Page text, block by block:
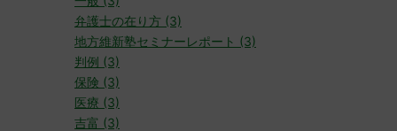
弁護士の在り方 (3)
地方維新塾セミナーレポート (3)
判例 (3)
保険 (3)
医療 (3)
吉富 (3)